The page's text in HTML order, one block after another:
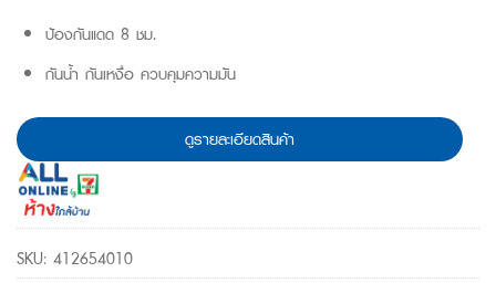
ป้องกันแดด 8 ชม.
กันน้ำ กันเหงื่อ ควบคุมความมัน
ดูรายละเอียดสินค้า
SKU: 412654010